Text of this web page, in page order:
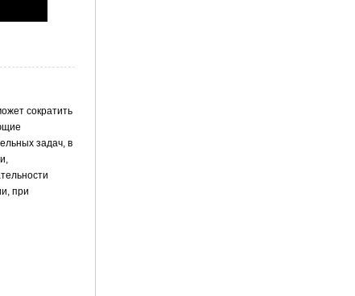
сократить
задач, в
при